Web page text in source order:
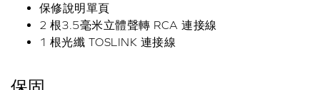
保修說明單頁
2 根3.5毫米立體聲轉 RCA 連接線
1 根光纖 TOSLINK 連接線